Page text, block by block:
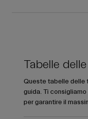
Tabelle
Queste tabelle delle
guida. Ti
per garantire il